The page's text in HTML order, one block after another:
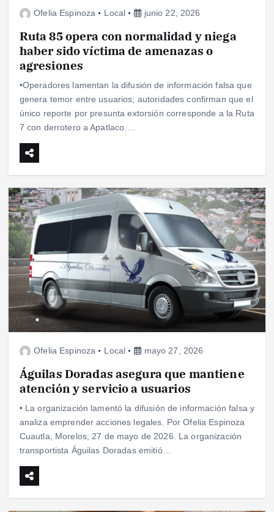
Ofelia Espinoza Local junio 22, 2026
Ruta 85 opera con normalidad y niega
haber sido víctima de amenazas o
agresiones
•Operadores lamentan la difusión de información falsa que
genera temor entre usuarios; autoridades confirman que el
único reporte por presunta extorsión corresponde a la Ruta
7 con derrotero a Apatlaco.…
Ofelia Espinoza Local mayo 27, 2026
Águilas Doradas asegura que mantiene
atención y servicio a usuarios
• La organización lamentó la difusión de información falsa y
analiza emprender acciones legales. Por Ofelia Espinoza
Cuautla, Morelos; 27 de mayo de 2026. La organización
transportista Águilas Doradas emitió…